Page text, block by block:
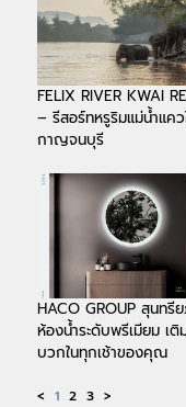
FELIX RIVER KWAI
– รีสอร์ทหรูริมแม่น้ำแคว
กาญจนบุรี
HACO GROUP สุนทรี
ห้องน้ำระดับพรีเมียม เ
บวกในทุกเช้าของคุณ
< 1 2 3 >